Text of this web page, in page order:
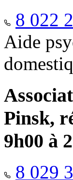
8 022
Aide
Pinsk,
9h00 à
8 029